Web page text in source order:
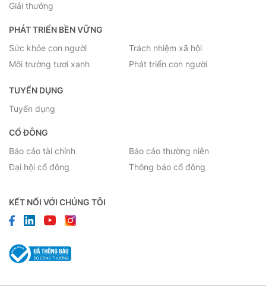
KẾT NỐI VỚI CHÚNG TÔI
Giải thưởng
PHÁT TRIỂN BỀN VỮNG
Sức khỏe con người
Trách nhiệm xã hội
Môi trường tươi xanh
Phát triển con người
TUYỂN DỤNG
Tuyển dụng
CỔ ĐÔNG
Báo cáo tài chính
Báo cáo thường niên
Đại hội cổ đông
Thông báo cổ đông